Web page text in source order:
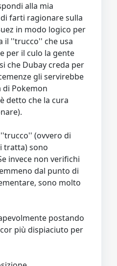
alla mia
farti ragionare sulla
in modo logico per
il ''trucco'' che usa
per il culo la gente
che Dubay creda per
gli servirebbe
di Pokemon
detto che la cura
(ovvero di
tratta) sono
invece non verifichi
dal punto di
sono molto
postando
più dispiaciuto per